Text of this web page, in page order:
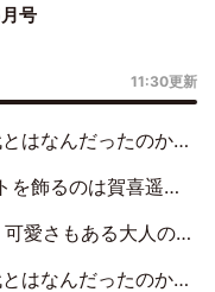
号
11:30更新
ったら、夢眠ねむさんに『てめえはでんぱ組．incなんだよ！』って肩パンされて(笑)」
年分大人になった私を見ていただけたら」
さもある大人の女性に
シーメイクをしたら、場を完全に引かせてしまって。時代が変わったんだなって」